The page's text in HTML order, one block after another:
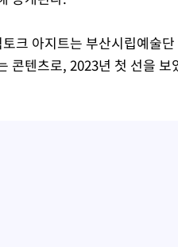
크 아지트는 부산시립예술
콘텐츠로, 2023년 첫 선을 보